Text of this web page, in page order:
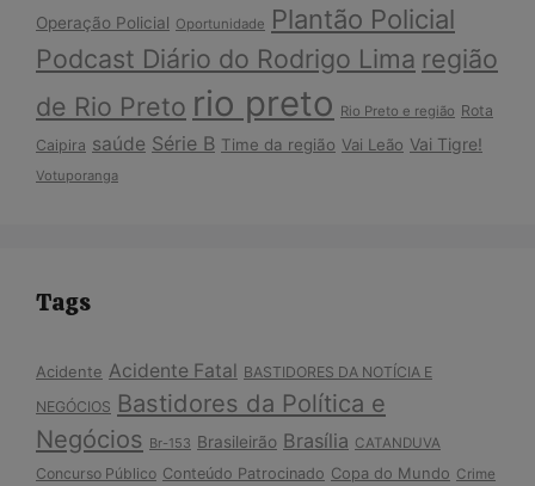
Operação Policial Oportunidade Plantão Policial
Podcast Diário do Rodrigo Lima região
de Rio Preto rio preto Rio Preto e região Rota
Caipira saúde Série B Time da região Vai Leão Vai Tigre!
Votuporanga
Tags
Acidente Acidente Fatal BASTIDORES DA NOTÍCIA E
NEGÓCIOS Bastidores da Política e
Negócios Br-153 Brasileirão Brasília CATANDUVA
Concurso Público Conteúdo Patrocinado Copa do Mundo Crime